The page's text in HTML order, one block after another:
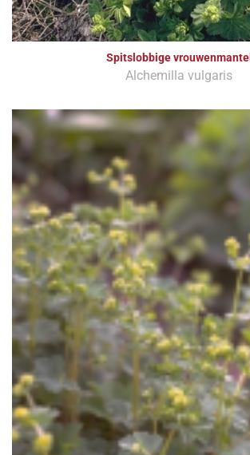
Spitslobbige vrouwenmantel
Alchemilla vulgaris